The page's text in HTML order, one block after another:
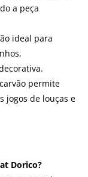
a peça
ideal para
permite
jogos de louças e
Dorico?